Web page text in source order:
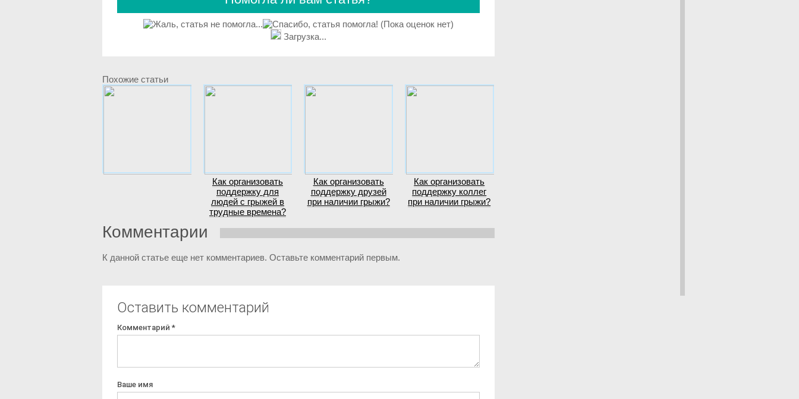
(Пока оценок нет)
Загрузка...
Похожие статьи
Как организовать
поддержку для
людей с грыжей в
трудные времена?
Как организовать
поддержку друзей
при наличии грыжи?
Как организовать
поддержку коллег
при наличии грыжи?
Комментарии
К данной статье еще нет комментариев. Оставьте комментарий первым.
Оставить комментарий
Комментарий *
Ваше имя